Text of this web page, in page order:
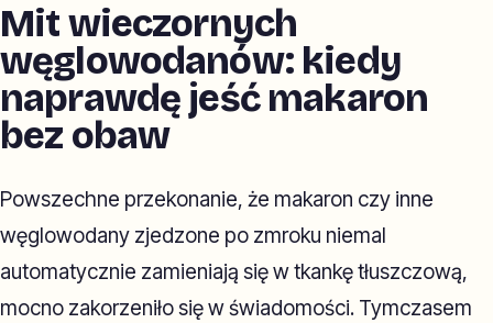
Mit wieczornych
węglowodanów: kiedy
naprawdę jeść makaron
bez obaw
Powszechne przekonanie, że makaron czy inne
węglowodany zjedzone po zmroku niemal
automatycznie zamieniają się w tkankę tłuszczową,
mocno zakorzeniło się w świadomości. Tymczasem